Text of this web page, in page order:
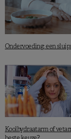
Ondervoeding: een
Koolhydraatarm of